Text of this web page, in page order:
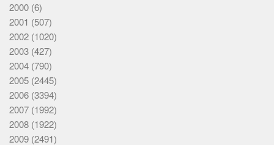
2000 (6)
2001 (507)
2002 (1020)
2003 (427)
2004 (790)
2005 (2445)
2006 (3394)
2007 (1992)
2008 (1922)
2009 (2491)